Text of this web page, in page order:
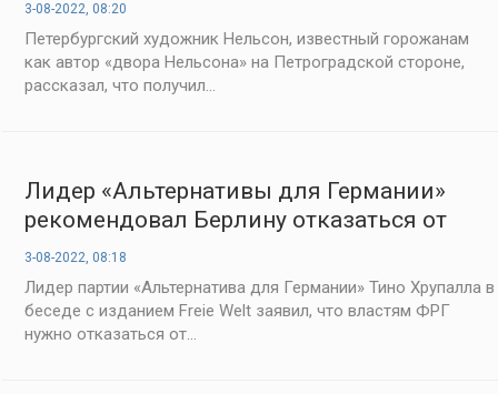
3-08-2022, 08:20
Петербургский художник Нельсон, известный горожанам
как автор «двора Нельсона» на Петроградской стороне,
рассказал, что получил...
Лидер «Альтернативы для Германии»
рекомендовал Берлину отказаться от
антироссийских санкций
3-08-2022, 08:18
Лидер партии «Альтернатива для Германии» Тино Хрупалла в
беседе с изданием Freie Welt заявил, что властям ФРГ
нужно отказаться от...